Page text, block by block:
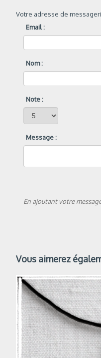
Votre adresse de
Email :
Nom :
Note :
Message :
En ajoutant votre
Vous aimerez